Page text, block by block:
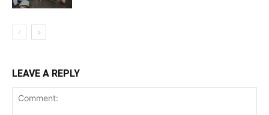
LEAVE A REPLY